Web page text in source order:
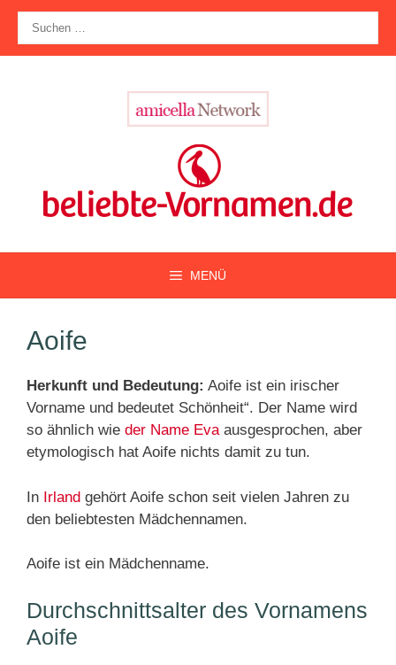
Zum
Inhalt
springen
nach:
MENÜ
Aoife
Herkunft und Bedeutung: Aoife ist ein irischer
Vorname und bedeutet Schönheit“. Der Name wird
so ähnlich wie der Name Evaausgesprochen, aber
etymologisch hat Aoife nichts damit zu tun.
In Irland gehört Aoife schon seit vielen Jahren zu
den beliebtesten Mädchennamen.
Aoife ist ein Mädchenname.
Durchschnittsalter des Vornamens
Aoife